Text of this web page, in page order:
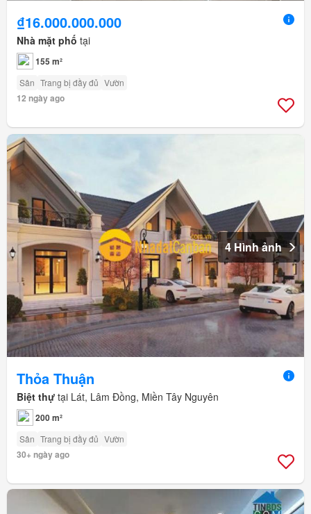
₫16.000.000.000
Nhà mặt phố tại
155 m²
Sân Trang bị đầy đủ Vườn
12 ngày ago
4 Hình ảnh
Thỏa Thuận
Biệt thự tại Lát, Lâm Đồng, Miền Tây Nguyên
200 m²
Sân Trang bị đầy đủ Vườn
30+ ngày ago